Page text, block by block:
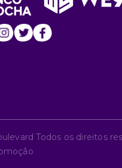
Todos os direitos